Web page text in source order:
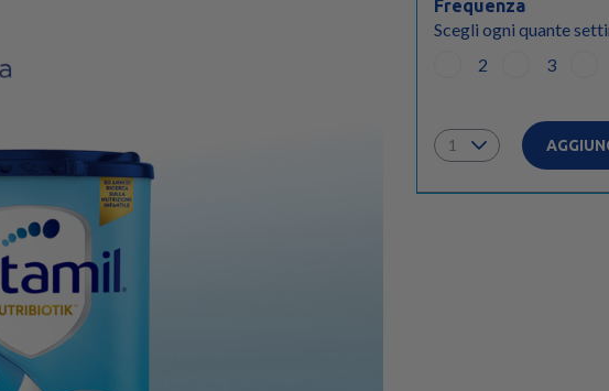
Frequenza
Scegli ogni quante
2
3